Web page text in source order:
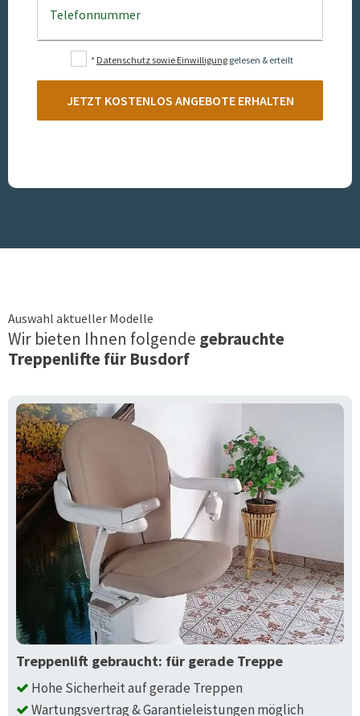
Telefonnummer
* Datenschutz sowie Einwilligung gelesen & erteilt
JETZT KOSTENLOS ANGEBOTE ERHALTEN
Auswahl aktueller Modelle
Wir bieten Ihnen folgende gebrauchte
Treppenlifte für Busdorf
Treppenlift gebraucht: für gerade Treppe
Hohe Sicherheit auf gerade Treppen
Wartungsvertrag & Garantieleistungen möglich